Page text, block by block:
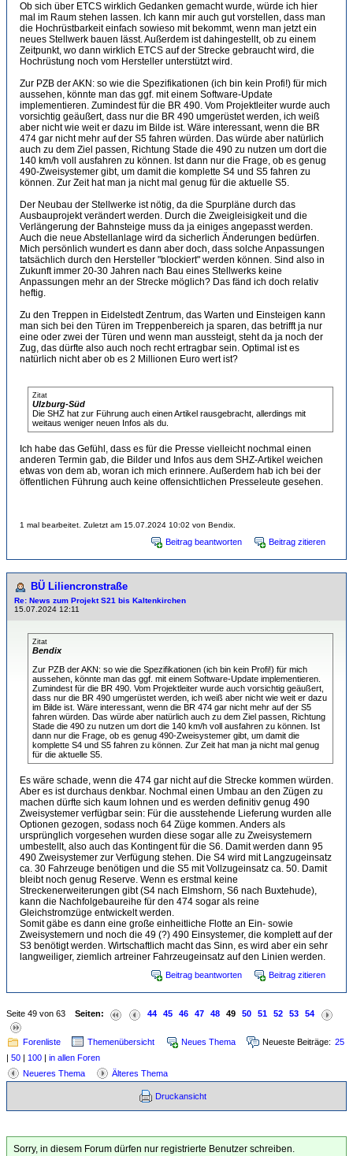
Ob sich über ETCS wirklich Gedanken gemacht wurde, würde ich hier
mal im Raum stehen lassen. Ich kann mir auch gut vorstellen, dass man
die Hochrüstbarkeit einfach sowieso mit bekommt, wenn man jetzt ein
neues Stellwerk bauen lässt. Außerdem ist dahingestellt, ob zu einem
Zeitpunkt, wo dann wirklich ETCS auf der Strecke gebraucht wird, die
Hochrüstung noch vom Hersteller unterstützt wird.
Zur PZB der AKN: so wie die Spezifikationen (ich bin kein Profi!) für mich
aussehen, könnte man das ggf. mit einem Software-Update
implementieren. Zumindest für die BR 490. Vom Projektleiter wurde auch
vorsichtig geäußert, dass nur die BR 490 umgerüstet werden, ich weiß
aber nicht wie weit er dazu im Bilde ist. Wäre interessant, wenn die BR
474 gar nicht mehr auf der S5 fahren würden. Das würde aber natürlich
auch zu dem Ziel passen, Richtung Stade die 490 zu nutzen um dort die
140 km/h voll ausfahren zu können. Ist dann nur die Frage, ob es genug
490-Zweisystemer gibt, um damit die komplette S4 und S5 fahren zu
können. Zur Zeit hat man ja nicht mal genug für die aktuelle S5.
Der Neubau der Stellwerke ist nötig, da die Spurpläne durch das
Ausbauprojekt verändert werden. Durch die Zweigleisigkeit und die
Verlängerung der Bahnsteige muss da ja einiges angepasst werden.
Auch die neue Abstellanlage wird da sicherlich Änderungen bedürfen.
Mich persönlich wundert es dann aber doch, dass solche Anpassungen
tatsächlich durch den Hersteller "blockiert" werden können. Sind also in
Zukunft immer 20-30 Jahren nach Bau eines Stellwerks keine
Anpassungen mehr an der Strecke möglich? Das fänd ich doch relativ
heftig.
Zu den Treppen in Eidelstedt Zentrum, das Warten und Einsteigen kann
man sich bei den Türen im Treppenbereich ja sparen, das betrifft ja nur
eine oder zwei der Türen und wenn man aussteigt, steht da ja noch der
Zug, das dürfte also auch noch recht ertragbar sein. Optimal ist es
natürlich nicht aber ob es 2 Millionen Euro wert ist?
Zitat
Ulzburg-Süd
Die SHZ hat zur Führung auch einen Artikel rausgebracht, allerdings mit
weitaus weniger neuen Infos als du.
Ich habe das Gefühl, dass es für die Presse vielleicht nochmal einen
anderen Termin gab, die Bilder und Infos aus dem SHZ-Artikel weichen
etwas von dem ab, woran ich mich erinnere. Außerdem hab ich bei der
öffentlichen Führung auch keine offensichtlichen Presseleute gesehen.
1 mal bearbeitet. Zuletzt am 15.07.2024 10:02 von Bendix.
Beitrag beantworten Beitrag zitieren
BÜ Liliencronstraße
Re: News zum Projekt S21 bis Kaltenkirchen
15.07.2024 12:11
Zitat
Bendix
Zur PZB der AKN: so wie die Spezifikationen (ich bin kein Profi!) für mich
aussehen, könnte man das ggf. mit einem Software-Update implementieren.
Zumindest für die BR 490. Vom Projektleiter wurde auch vorsichtig geäußert,
dass nur die BR 490 umgerüstet werden, ich weiß aber nicht wie weit er dazu
im Bilde ist. Wäre interessant, wenn die BR 474 gar nicht mehr auf der S5
fahren würden. Das würde aber natürlich auch zu dem Ziel passen, Richtung
Stade die 490 zu nutzen um dort die 140 km/h voll ausfahren zu können. Ist
dann nur die Frage, ob es genug 490-Zweisystemer gibt, um damit die
komplette S4 und S5 fahren zu können. Zur Zeit hat man ja nicht mal genug
für die aktuelle S5.
Es wäre schade, wenn die 474 gar nicht auf die Strecke kommen würden.
Aber es ist durchaus denkbar. Nochmal einen Umbau an den Zügen zu
machen dürfte sich kaum lohnen und es werden definitiv genug 490
Zweisystemer verfügbar sein: Für die ausstehende Lieferung wurden alle
Optionen gezogen, sodass noch 64 Züge kommen. Anders als
ursprünglich vorgesehen wurden diese sogar alle zu Zweisystemern
umbestellt, also auch das Kontingent für die S6. Damit werden dann 95
490 Zweisystemer zur Verfügung stehen. Die S4 wird mit Langzugeinsatz
ca. 30 Fahrzeuge benötigen und die S5 mit Vollzugeinsatz ca. 50. Damit
bleibt noch genug Reserve. Wenn es erstmal keine
Streckenerweiterungen gibt (S4 nach Elmshorn, S6 nach Buxtehude),
kann die Nachfolgebaureihe für den 474 sogar als reine
Gleichstromzüge entwickelt werden.
Somit gäbe es dann eine große einheitliche Flotte an Ein- sowie
Zweisystemern und noch die 49 (?) 490 Einsystemer, die komplett auf der
S3 benötigt werden. Wirtschaftlich macht das Sinn, es wird aber ein sehr
langweiliger, ziemlich artreiner Fahrzeugeinsatz auf den Linien werden.
Beitrag beantworten Beitrag zitieren
Seite 49 von 63 Seiten: 44 45 46 47 48 49 50 51 52 53 54
Forenliste Themenübersicht Neues Thema Neueste Beiträge: 25
| 50 | 100 | in allen Foren
Neueres Thema
Älteres Thema
Druckansicht
Sorry, in diesem Forum dürfen nur registrierte Benutzer schreiben.